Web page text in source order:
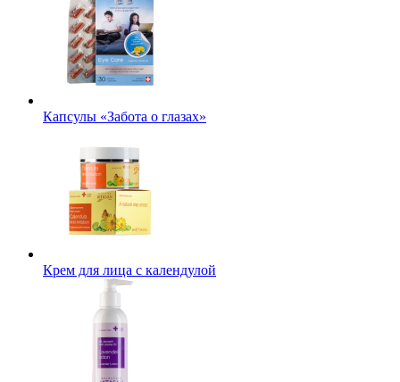
Капсулы «Забота о глазах»
Крем для лица с календулой